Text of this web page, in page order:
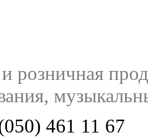
розничная
461 11 67